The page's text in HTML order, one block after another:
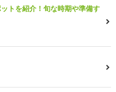
トを紹介！旬な時期や準備す